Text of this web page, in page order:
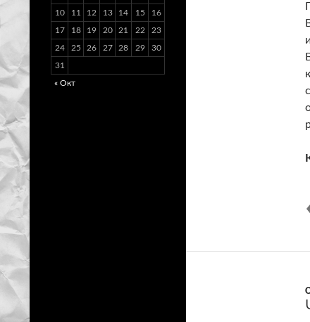
10 11 12 13 14 15 16
17 18 19 20 21 22 23
24 25 26 27 28 29 30
31
« Окт